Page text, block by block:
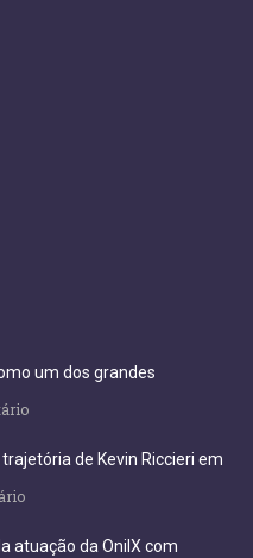
um dos grandes
de Kevin Riccieri em
atuação da OnilX com